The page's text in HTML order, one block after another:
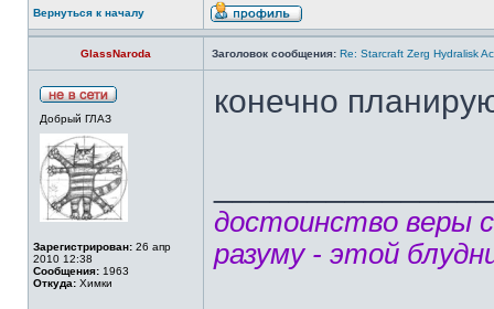
Вернуться к началу
GlassNaroda Заголовок сообщения: Re: Starcraft Zerg Hydralisk
Добрый ГЛАЗ
Зарегистрирован: 26 апр
2010 12:38
Сообщения: 1963
Откуда: Химки
конечно
достоинство веры
разуму - этой